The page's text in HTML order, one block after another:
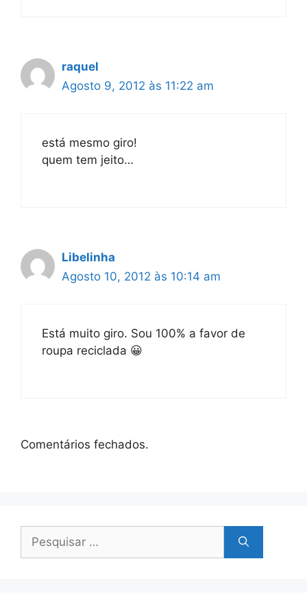
raquel
Agosto 9, 2012 às 11:22 am
está mesmo giro!
quem tem jeito…
Libelinha
Agosto 10, 2012 às 10:14 am
Está muito giro. Sou 100% a favor de
roupa reciclada 😀
Comentários fechados.
por: